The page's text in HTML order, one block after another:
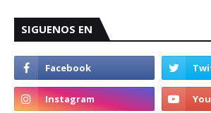
SIGUENOS EN